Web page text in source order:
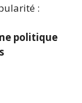
:
politique